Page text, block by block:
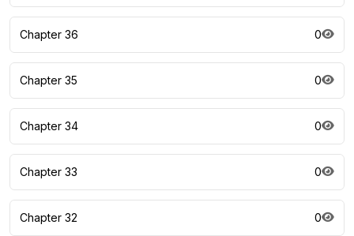
Chapter 36 0
Chapter 35 0
Chapter 34 0
Chapter 33 0
Chapter 32 0